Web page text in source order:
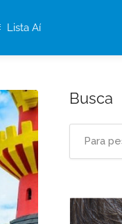
Lista Aí
Busca